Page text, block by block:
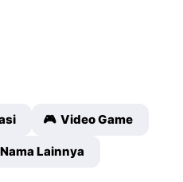
🎮 Video Game
Lainnya